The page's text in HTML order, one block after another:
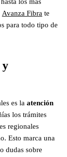
los más
Avanza Fibra te
para todo tipo de
y
es la atención
los trámites
regionales
Esto marca una
dudas sobre